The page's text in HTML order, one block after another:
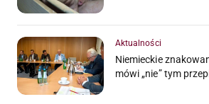
Aktualności
Niemieckie
mówi „nie” tym